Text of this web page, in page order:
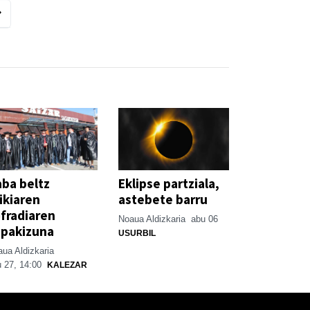
beltz
Aldizkaria
27, 14:00
KALEZAR
Eklipse partziala,
astebete barru
Noaua Aldizkaria abu 06
USURBIL